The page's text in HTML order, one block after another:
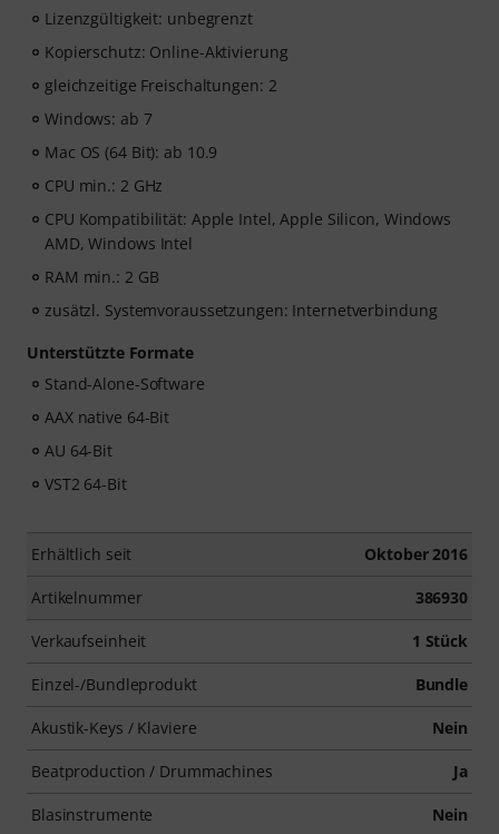
Lizenzgültigkeit: unbegrenzt
Kopierschutz: Online-Aktivierung
gleichzeitige Freischaltungen: 2
Windows: ab 7
Mac OS (64 Bit): ab 10.9
CPU min.: 2 GHz
CPU Kompatibilität: Apple Intel, Apple Silicon, Windows
AMD, Windows Intel
RAM min.: 2 GB
zusätzl. Systemvoraussetzungen: Internetverbindung
Unterstützte Formate
Stand-Alone-Software
AAX native 64-Bit
AU 64-Bit
VST2 64-Bit
Erhältlich seit Oktober 2016
Artikelnummer 386930
Verkaufseinheit 1 Stück
Einzel-/Bundleprodukt Bundle
Akustik-Keys / Klaviere Nein
Beatproduction / Drummachines Ja
Blasinstrumente Nein